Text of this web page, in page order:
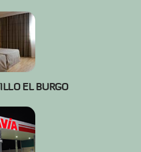
EL BURGO